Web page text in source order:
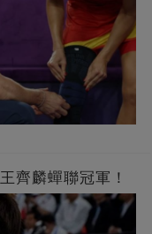
齊麟蟬聯冠軍！